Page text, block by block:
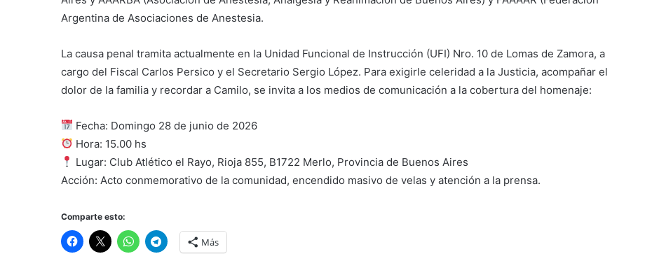
Argentina de Asociaciones de Anestesia.
La causa penal tramita actualmente en la Unidad Funcional de Instrucción (UFI) Nro. 10 de Lomas de Zamora, a
cargo del Fiscal Carlos Persico y el Secretario Sergio López. Para exigirle celeridad a la Justicia, acompañar el
dolor de la familia y recordar a Camilo, se invita a los medios de comunicación a la cobertura del homenaje:
Fecha: Domingo 28 de junio de 2026
Hora: 15.00 hs
Lugar: Club Atlético el Rayo, Rioja 855, B1722 Merlo, Provincia de Buenos Aires
Acción: Acto conmemorativo de la comunidad, encendido masivo de velas y atención a la prensa.
Comparte esto:
Más